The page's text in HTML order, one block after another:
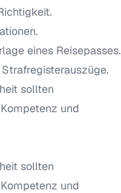
eines Reisepasses.
sollten
und
sollten
und